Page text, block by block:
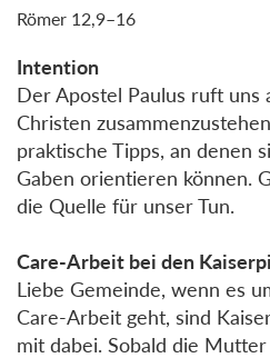
Römer 12,9–16
Intention
Der Apostel Paulus ruft uns
Christen
praktische Tipps, an denen
Gaben orientieren können.
die Quelle für unser Tun.
Care-Arbeit bei den
Liebe Gemeinde, wenn es
Care-Arbeit geht, sind
mit dabei. Sobald die Mutter